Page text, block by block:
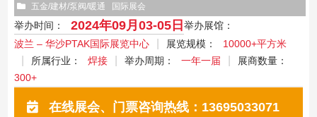
五金/建材/泵阀/暖通 国际展会
举办时间： 2024年09月03-05日 举办展馆：
波兰 – 华沙PTAK国际展览中心
展览规模：
10000+平方米
所属行业：
焊接 举办周期： 一年一届
展商数量：
300+
在线展会、门票咨询热线：13695033071